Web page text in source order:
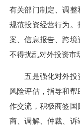
有关部门制定、调
规范投资经营行为
案、信息报告、跨境
不得扰乱对外投资市
五是强化对外投
风险评估，指导和
作交流，积极商签
商、调解、仲裁、